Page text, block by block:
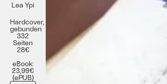
Lea Ypi
Hardcover,
gebunden
332
Seiten
28€
eBook:
23,99€
(ePUB)